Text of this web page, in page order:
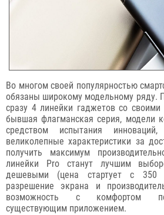
Во многом своей популярностью
обязаны широкому модельному ряду.
сразу 4 линейки гаджетов со
бывшая флагманская серия, модели
средством испытания инноваций,
великолепные характеристики за
получить максимум
линейки Pro станут лучшим
дешевыми (цена стартует с 350
разрешение экрана и
возможность с комфортом
существующим приложением.